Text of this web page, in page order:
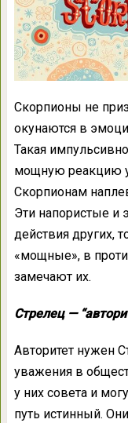
Скорпионы не
окунаются в
Такая
мощную реакцию
Скорпионам
Эти напористые и
действия других,
«мощные», в
замечают их.
Стрелец —
Авторитет нужен
уважения в
у них совета и
путь истинный.